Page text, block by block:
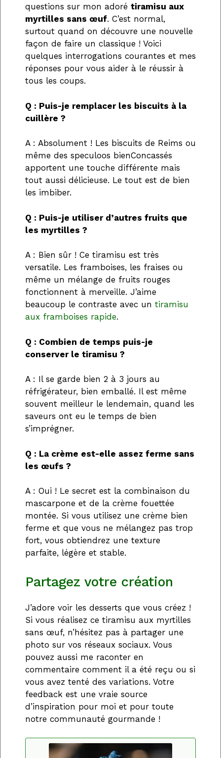
questions sur mon adoré tiramisu aux
myrtilles sans œuf. C’est normal,
surtout quand on découvre une nouvelle
façon de faire un classique ! Voici
quelques interrogations courantes et mes
réponses pour vous aider à le réussir à
tous les coups.
Q : Puis-je remplacer les biscuits à la
cuillère ?
A : Absolument ! Les biscuits de Reims ou
même des speculoos bienConcassés
apportent une touche différente mais
tout aussi délicieuse. Le tout est de bien
les imbiber.
Q : Puis-je utiliser d’autres fruits que
les myrtilles ?
A : Bien sûr ! Ce tiramisu est très
versatile. Les framboises, les fraises ou
même un mélange de fruits rouges
fonctionnent à merveille. J’aime
beaucoup le contraste avec un tiramisu
aux framboises rapide.
Q : Combien de temps puis-je
conserver le tiramisu ?
A : Il se garde bien 2 à 3 jours au
réfrigérateur, bien emballé. Il est même
souvent meilleur le lendemain, quand les
saveurs ont eu le temps de bien
s’imprégner.
Q : La crème est-elle assez ferme sans
les œufs ?
A : Oui ! Le secret est la combinaison du
mascarpone et de la crème fouettée
montée. Si vous utilisez une crème bien
ferme et que vous ne mélangez pas trop
fort, vous obtiendrez une texture
parfaite, légère et stable.
Partagez votre création
J’adore voir les desserts que vous créez !
Si vous réalisez ce tiramisu aux myrtilles
sans œuf, n’hésitez pas à partager une
photo sur vos réseaux sociaux. Vous
pouvez aussi me raconter en
commentaire comment il a été reçu ou si
vous avez tenté des variations. Votre
feedback est une vraie source
d’inspiration pour moi et pour toute
notre communauté gourmande !